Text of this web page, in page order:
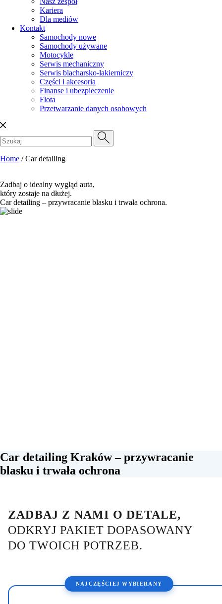
Kariera
Dla mediów
Kontakt
Samochody nowe
Samochody używane
Motocykle
Serwis mechaniczny
Serwis blacharsko-lakierniczy
Części i akcesoria
Finanse i ubezpieczenie
Flota
Przetwarzanie danych osobowych
Home /Car detailing
Zadbaj o idealny wygląd auta,
który zostaje na dłużej.
Car detailing – przywracanie blasku i trwała ochrona.
Car detailing Kraków – przywracanie
blasku i trwała ochrona
ZADBAJ Z NAMI O DETALE,
ODKRYJ PAKIET DOPASOWANY
DO TWOICH POTRZEB.
NAJCZĘŚCIEJ WYBIERANY